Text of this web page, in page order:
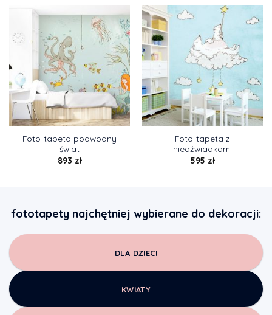
Foto-tapeta podwodny
świat
893 zł
Foto-tapeta z
niedźwiadkami
595 zł
fototapety najchętniej wybierane do dekoracji:
DLA DZIECI
KWIATY